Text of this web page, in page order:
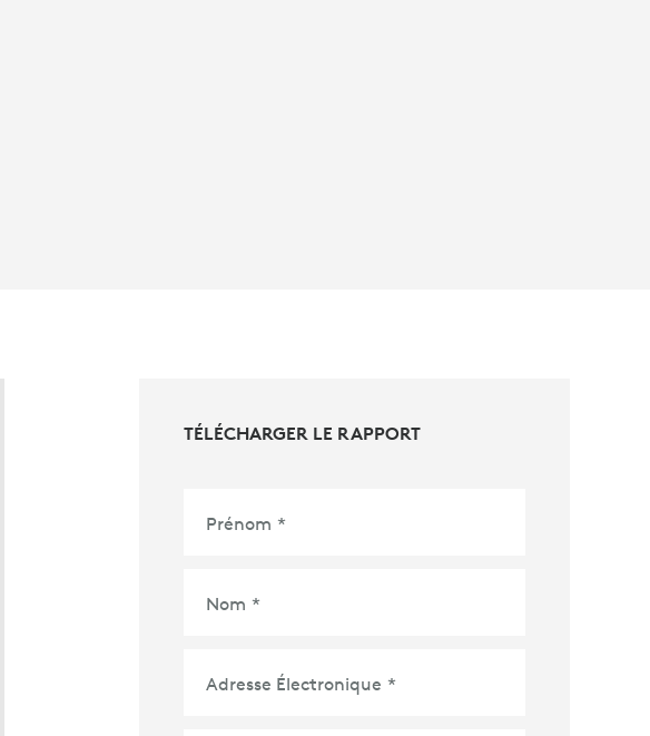
TÉLÉCHARGER LE RAPPORT
Prénom *
Nom *
Adresse Électronique *